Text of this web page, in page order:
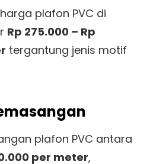
plafon PVC di
Rp 275.000 – Rp
tergantung jenis motif
plafon PVC antara
per meter,